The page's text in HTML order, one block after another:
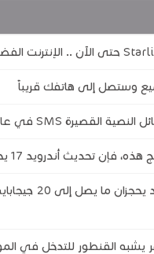
17 يحمل بعض الأخبار السيئة للغاية لك
ويندوز 11 ..
يشبه القنطور للتدخل في